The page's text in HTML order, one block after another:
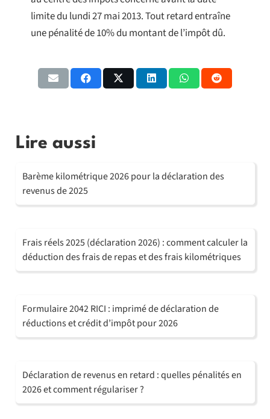
limite du lundi 27 mai 2013. Tout retard entraîne
une pénalité de 10% du montant de l’impôt dû.
Lire aussi
Barème kilométrique 2026 pour la déclaration des
revenus de 2025
Frais réels 2025 (déclaration 2026) : comment calculer la
déduction des frais de repas et des frais kilométriques
Formulaire 2042 RICI : imprimé de déclaration de
réductions et crédit d’impôt pour 2026
Déclaration de revenus en retard : quelles pénalités en
2026 et comment régulariser ?